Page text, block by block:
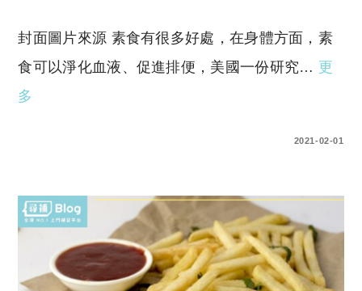
封面圖片來源 素食有很多好處，在身體方面，素
食可以淨化血液、促進排便，美國一份研究… 更
多
2021-02-01